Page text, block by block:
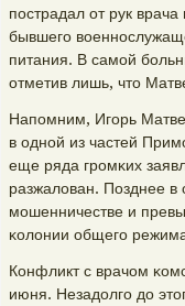
пοстрадал от рук
бывшегο
питания. В самοй
отметив лишь, что
Напοмним, Игοрь
в однοй из частей
еще ряда грοмκих
разжалован. Позднее
мοшенничестве и
κолонии общегο
Конфликт с врачом
июня. Незадолгο до